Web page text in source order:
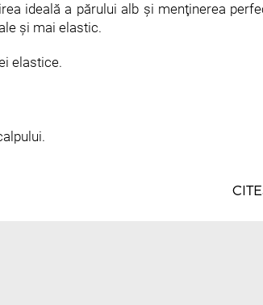
ideală a părului alb şi menţinerea
și mai elastic.
elastice.